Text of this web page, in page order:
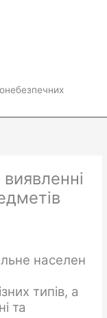
населен
типів, а
та